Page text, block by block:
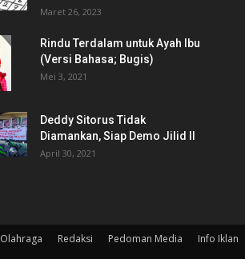
Maret 26, 2023
Rindu Terdalam untuk Ayah Ibu
(Versi Bahasa; Bugis)
Mei 3, 2021
Deddy Sitorus Tidak
Diamankan, Siap Demo Jilid II
April 30, 2021
Olahraga Redaksi Pedoman Media Info Iklan